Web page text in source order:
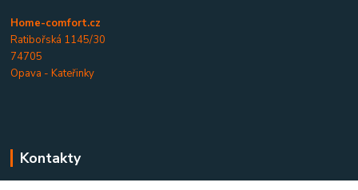
Home-comfort.cz
Ratibořská 1145/30
74705
Opava - Kateřinky
Kontakty